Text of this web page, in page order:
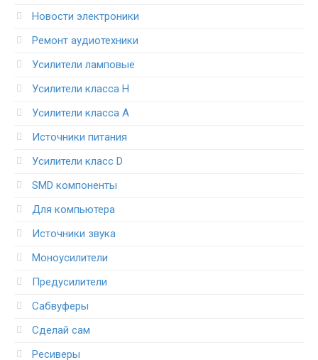
Новости электроники
Ремонт аудиотехники
Усилители ламповые
Усилители класса H
Усилители класса А
Источники питания
Усилители класс D
SMD компоненты
Для компьютера
Источники звука
Моноусилители
Предусилители
Сабвуферы
Сделай сам
Ресиверы